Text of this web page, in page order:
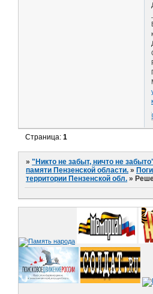
Страница:1
»"Никто не забыт, ничто не
памяти Пензенской области. »
территории Пензенской обл. »